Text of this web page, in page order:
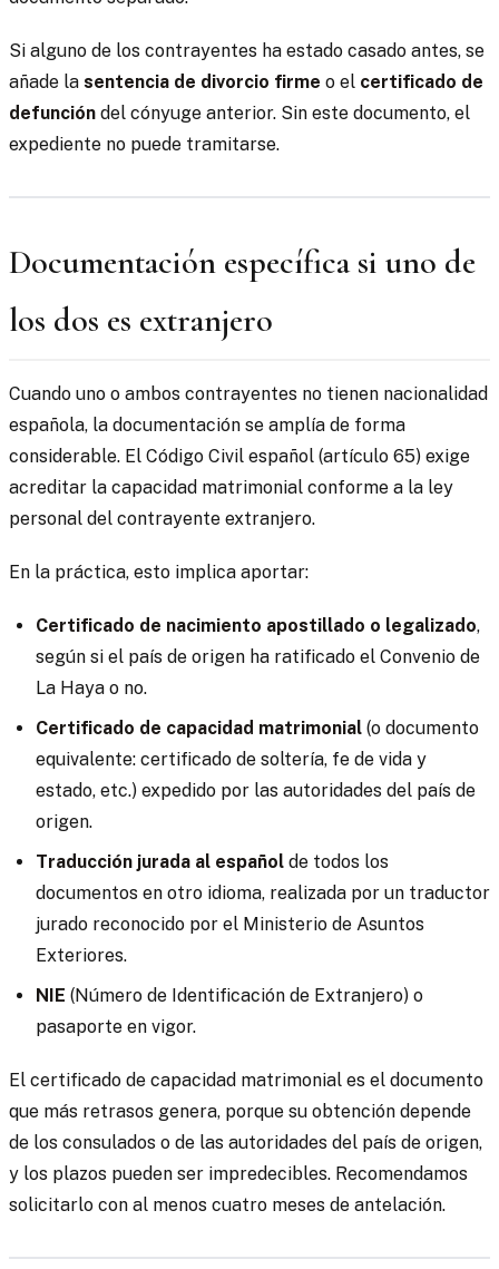
Si alguno de los contrayentes ha estado casado antes, se
añade la sentencia de divorcio firme o el certificado de
defunción del cónyuge anterior. Sin este documento, el
expediente no puede tramitarse.
Documentación específica si uno de
los dos es extranjero
Cuando uno o ambos contrayentes no tienen nacionalidad
española, la documentación se amplía de forma
considerable. El Código Civil español (artículo 65) exige
acreditar la capacidad matrimonial conforme a la ley
personal del contrayente extranjero.
En la práctica, esto implica aportar:
Certificado de nacimiento apostillado o legalizado,
según si el país de origen ha ratificado el Convenio de
La Haya o no.
Certificado de capacidad matrimonial (o documento
equivalente: certificado de soltería, fe de vida y
estado, etc.) expedido por las autoridades del país de
origen.
Traducción jurada al español de todos los
documentos en otro idioma, realizada por un traductor
jurado reconocido por el Ministerio de Asuntos
Exteriores.
NIE (Número de Identificación de Extranjero) o
pasaporte en vigor.
El certificado de capacidad matrimonial es el documento
que más retrasos genera, porque su obtención depende
de los consulados o de las autoridades del país de origen,
y los plazos pueden ser impredecibles. Recomendamos
solicitarlo con al menos cuatro meses de antelación.